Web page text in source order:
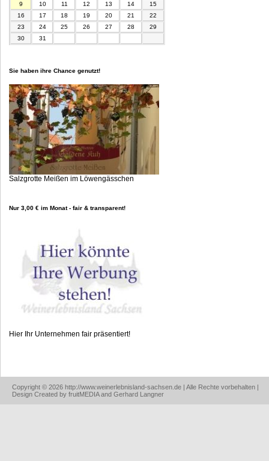
9
10 11 12 13 14
15
16
17 18 19 20 21
22
23
24 25 26 27 28
29
30
31
Sie haben ihre Chance genutzt!
Salzgrotte Meißen im Löwengässchen
Nur 3,00 € im Monat - fair & transparent!
Hier Ihr Unternehmen fair präsentiert!
Copyright © 2026 http://www.weinerlebnisland-sachsen.de | Alle Rechte vorbehalten |
Design Created by fruitMEDIA and Gerhard Langner